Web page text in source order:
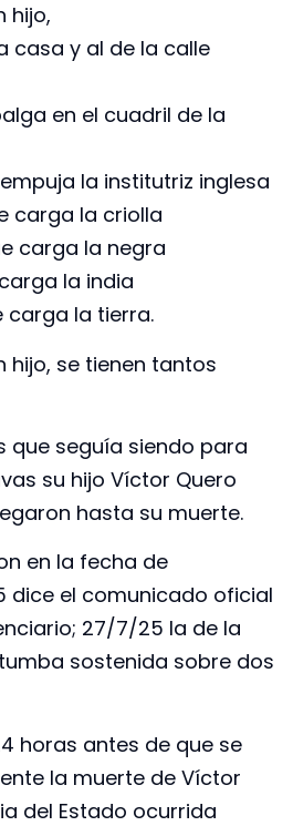
hijo,
casa y al de la calle
en el cuadril de la
la institutriz inglesa
carga la criolla
carga la negra
la india
carga la tierra.
hijo, se tienen tantos
que seguía siendo para
su hijo Víctor Quero
hasta su muerte.
en la fecha de
dice el comunicado oficial
27/7/25 la de la
sostenida sobre dos
horas antes de que se
la muerte de Víctor
del Estado ocurrida